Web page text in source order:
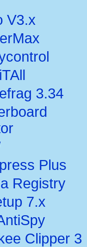
V3.x
3.34
Plus
Registry
7.x
Clipper 3